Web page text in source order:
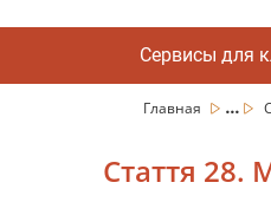
Сервисы для
Главная ...
Стаття 28.